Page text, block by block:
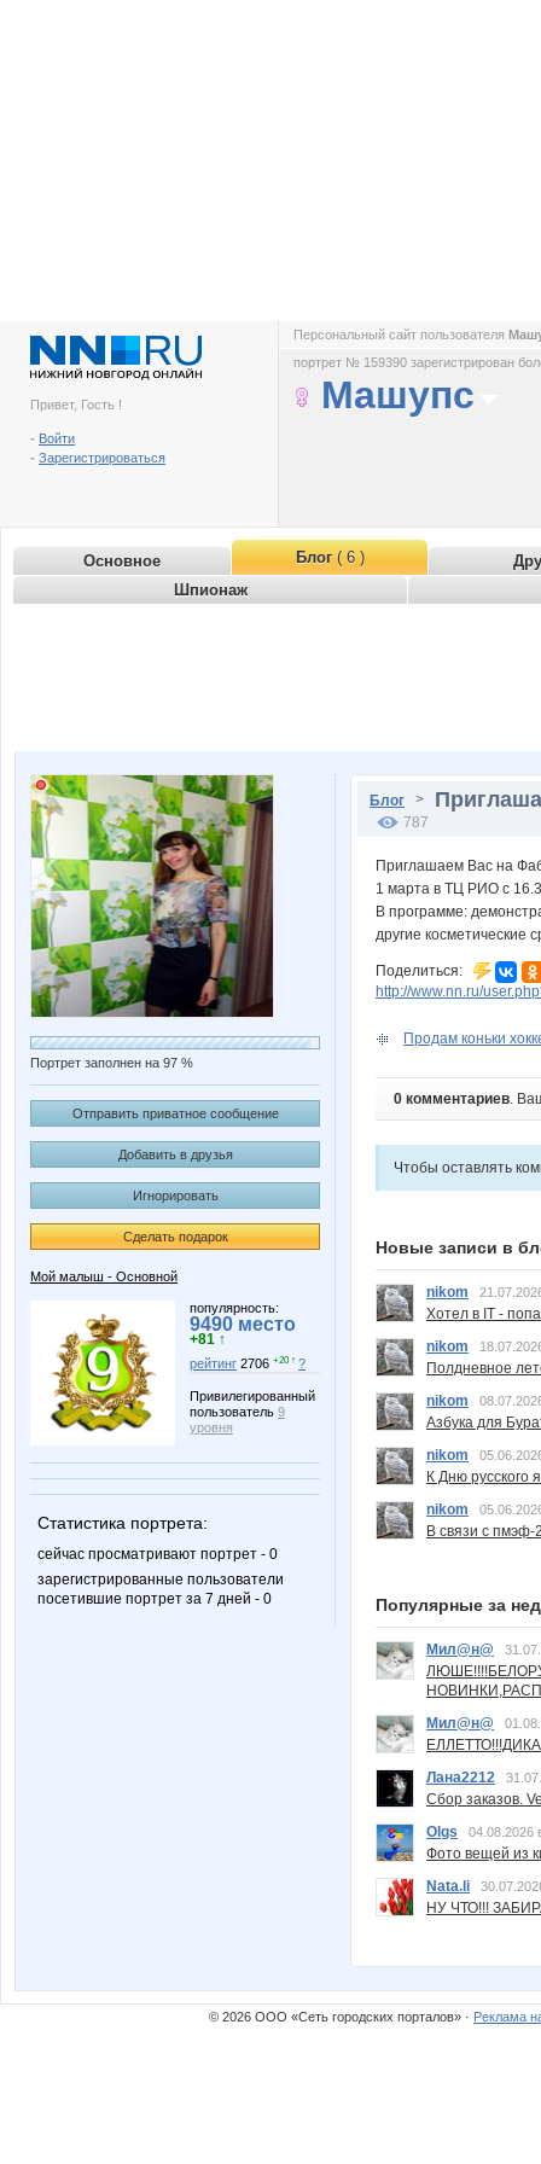
Привет, Гость !
- Войти
- Зарегистрироваться
Персональный сайт пользователя
портрет № 159390 зарегистрирован
Машупс
Основное Блог( 6 )
Шпионаж
Портрет заполнен на 97 %
Отправить приватное сообщение
Добавить в друзья
Игнорировать
Сделать подарок
Мой малыш - Основной
популярность:
9490 место
+81 ↑
рейтинг 2706 +20 ↑ ?
Привилегированный
пользователь 9
уровня
Статистика портрета:
сейчас просматривают портрет - 0
зарегистрированные пользователи
посетившие портрет за 7 дней - 0
Блог >
787
Приглашаем Вас на
1 марта в ТЦ РИО с
В программе:
другие косметические
Поделиться:
http://www.nn.ru/
Продам коньки
0 комментариев.
Чтобы оставлять
Новые записи в
nikom
Хотел в IT -
nikom
Полдневное
nikom
Азбука для
nikom
К Дню русского
nikom
В связи с пмэф-
Популярные за
Мил@н@
Мил@н@
Лана2212
Сбор заказов.
Olgs
04.08.2026
Фото вещей из
Nata.li
НУ ЧТО!!!
© 2026 ООО «Сеть городских порталов» · Реклама